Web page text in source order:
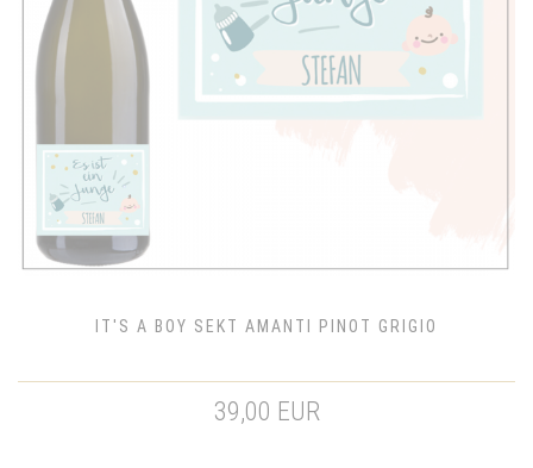
IT'S A BOY SEKT AMANTI PINOT GRIGIO
39,00 EUR